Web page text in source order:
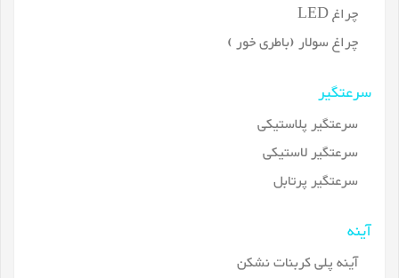
چراغ LED
چراغ سولار (باطری خور )
سرعتگیر
سرعتگیر پلاستیکی
سرعتگیر لاستیکی
سرعتگیر پرتابل
آینه
آینه پلی کربنات نشکن